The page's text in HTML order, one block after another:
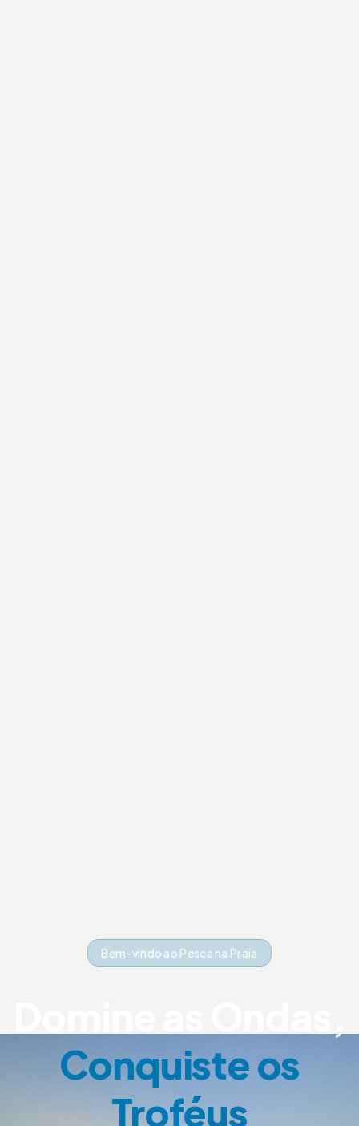
Bem-vindo ao Pesca na Praia
Conquiste os
Troféus